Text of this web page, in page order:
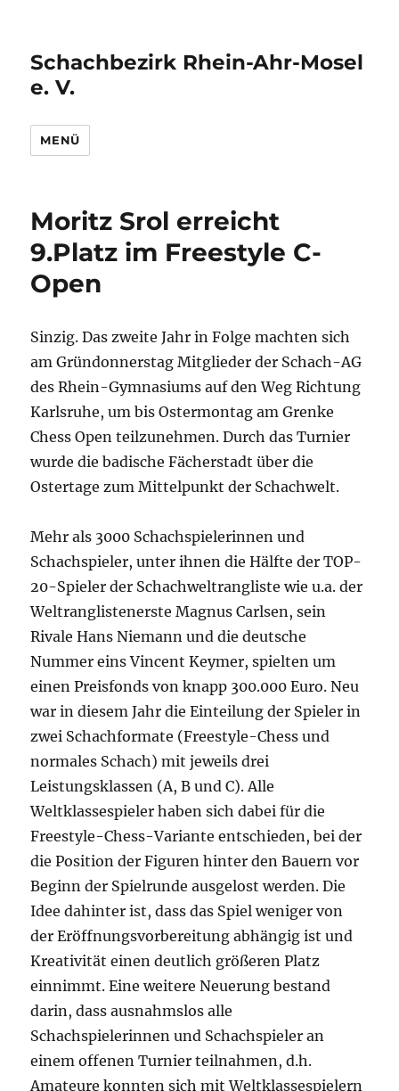
Schachbezirk Rhein-Ahr-Mosel
e. V.
MENÜ
Moritz Srol erreicht
9.Platz im Freestyle C-
Open
Sinzig. Das zweite Jahr in Folge machten sich
am Gründonnerstag Mitglieder der Schach-AG
des Rhein-Gymnasiums auf den Weg Richtung
Karlsruhe, um bis Ostermontag am Grenke
Chess Open teilzunehmen. Durch das Turnier
wurde die badische Fächerstadt über die
Ostertage zum Mittelpunkt der Schachwelt.
Mehr als 3000 Schachspielerinnen und
Schachspieler, unter ihnen die Hälfte der TOP-
20-Spieler der Schachweltrangliste wie u.a. der
Weltranglistenerste Magnus Carlsen, sein
Rivale Hans Niemann und die deutsche
Nummer eins Vincent Keymer, spielten um
einen Preisfonds von knapp 300.000 Euro. Neu
war in diesem Jahr die Einteilung der Spieler in
zwei Schachformate (Freestyle-Chess und
normales Schach) mit jeweils drei
Leistungsklassen (A, B und C). Alle
Weltklassespieler haben sich dabei für die
Freestyle-Chess-Variante entschieden, bei der
die Position der Figuren hinter den Bauern vor
Beginn der Spielrunde ausgelost werden. Die
Idee dahinter ist, dass das Spiel weniger von
der Eröffnungsvorbereitung abhängig ist und
Kreativität einen deutlich größeren Platz
einnimmt. Eine weitere Neuerung bestand
darin, dass ausnahmslos alle
Schachspielerinnen und Schachspieler an
einem offenen Turnier teilnahmen, d.h.
Amateure konnten sich mit Weltklassespielern